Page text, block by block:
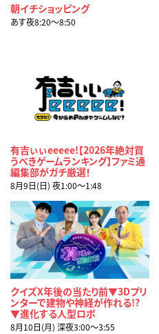
朝イチショッピング
あす夜8:20〜8:50
有吉ぃぃeeeee!【2026年絶対買
うべきゲームランキング】ファミ通
編集部がガチ厳選！
8月9日(日) 夜1:00〜1:48
クイズX年後の当たり前▼3Dプリ
ンターで建物や神経が作れる!?
▼進化する人型ロボ
8月10日(月) 深夜3:00〜3:55